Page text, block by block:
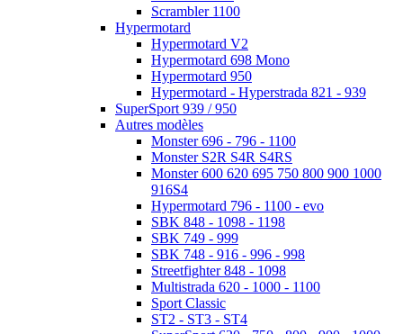
Scrambler 1100
Hypermotard
Hypermotard V2
Hypermotard 698 Mono
Hypermotard 950
Hypermotard - Hyperstrada 821 - 939
SuperSport 939 / 950
Autres modèles
Monster 696 - 796 - 1100
Monster S2R S4R S4RS
Monster 600 620 695 750 800 900 1000
916S4
Hypermotard 796 - 1100 - evo
SBK 848 - 1098 - 1198
SBK 749 - 999
SBK 748 - 916 - 996 - 998
Streetfighter 848 - 1098
Multistrada 620 - 1000 - 1100
Sport Classic
ST2 - ST3 - ST4